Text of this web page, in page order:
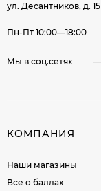
ул. Десантников, д. 15
Пн-Пт 10:00—18:00
Мы в соц.сетях
КОМПАНИЯ
Наши магазины
Все о баллах